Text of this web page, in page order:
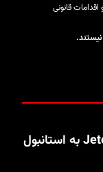
قانونی
«کاهنه اعظم» Sara Landry با ارائه Jeton به استانبول